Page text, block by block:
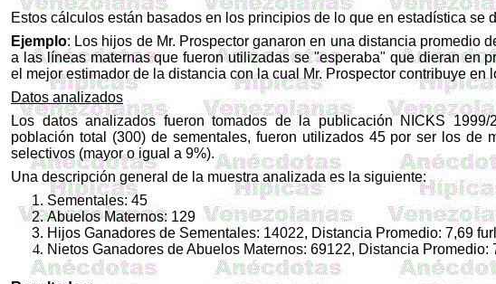
Estos cálculos están basados en los principios de lo que en estadística se
Ejemplo: Los hijos de Mr. Prospector ganaron en una distancia promedio
a las líneas maternas que fueron utilizadas se "esperaba" que dieran en
el mejor estimador de la distancia con la cual Mr. Prospector contribuye en
Datos analizados
Los datos analizados fueron tomados de la publicación NICKS
población total (300) de sementales, fueron utilizados 45 por ser los de
selectivos (mayor o igual a 9%).
Una descripción general de la muestra analizada es la siguiente:
Sementales: 45
Abuelos Maternos: 129
Hijos Ganadores de Sementales: 14022, Distancia Promedio: 7,69
Nietos Ganadores de Abuelos Maternos: 69122, Distancia Promedio: